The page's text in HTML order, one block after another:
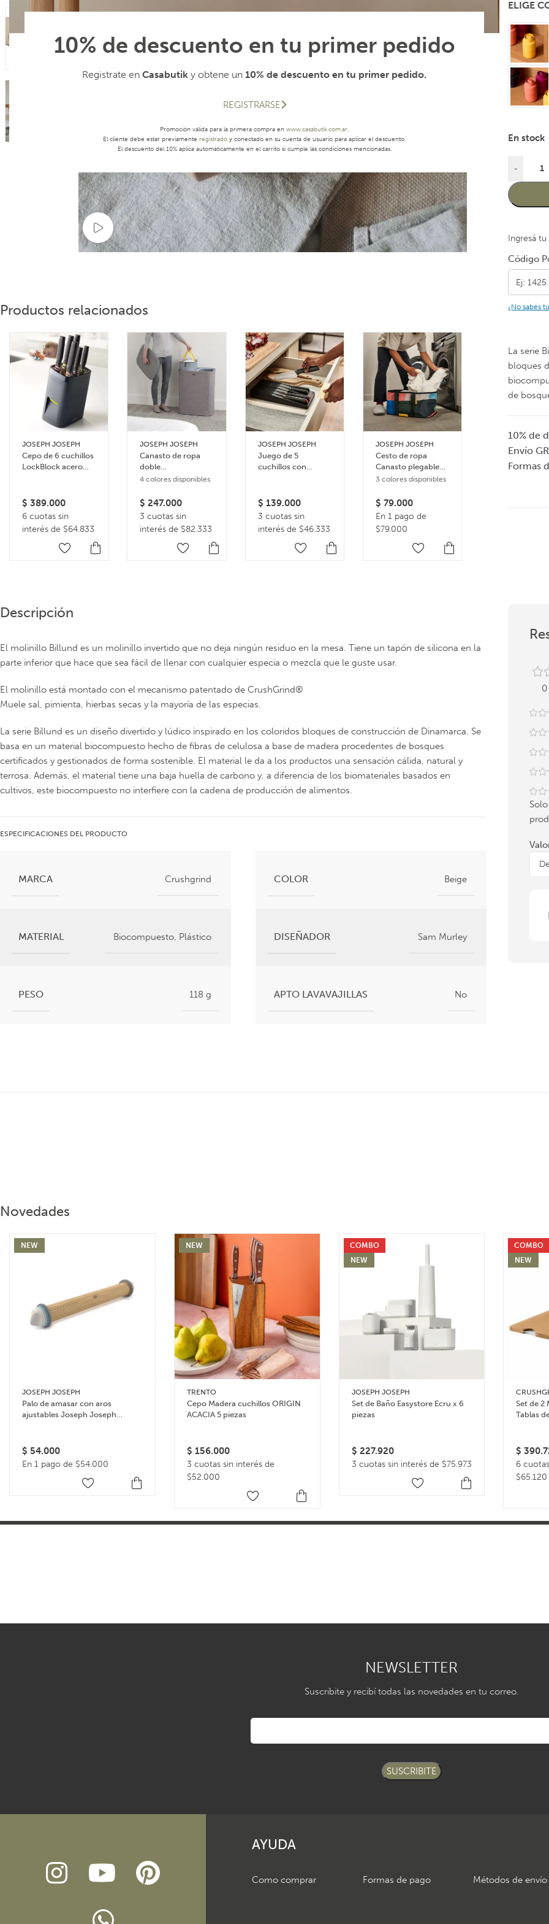
10% de descuento en tu primer pedido
Registrate en Casabutik y obtene un 10% de descuento en tu primer pedido.
REGISTRARSE
Promoción válida para la primera compra en www.casabutik.com.ar.
El cliente debe estar previamente registrado y conectado en su cuenta de usuario para aplicar el descuento.
El descuento del 10% aplica automáticamente en el carrito si cumple las condiciones mencionadas.
Ver video
Productos relacionados
JOSEPH JOSEPH
Cepo de 6 cuchillos
LockBlock acero
$ 389.000
6 cuotas sin
interés de $64.833
JOSEPH JOSEPH
Canasto de ropa
doble
compartimiento 90
4 colores disponibles
$ 247.000
3 cuotas sin
interés de $82.333
JOSEPH JOSEPH
Juego de 5
cuchillos con
para cajón Elevate
$ 139.000
3 cuotas sin
interés de $46.333
JOSEPH JOSEPH
Cesto de ropa
Canasto plegable
35 litros Hold-All –
3 colores disponibles
$ 79.000
En 1 pago de
$79.000
Posafuente
magnético
ELIGE
En stock
-
Ingresá
Código
¿No sabés
La serie
bloques
de
10% de
Envío
Formas
Descripción
El molinillo Billund es un molinillo invertido que no deja ningún residuo en la mesa. Tiene un tapón de silicona en la
parte inferior que hace que sea fácil de llenar con cualquier especia o mezcla que le guste usar.
El molinillo está montado con el mecanismo patentado de CrushGrind®
Muele sal, pimienta, hierbas secas y la mayoría de las especias.
La serie Billund es un diseño divertido y lúdico inspirado en los coloridos bloques de construcción de Dinamarca. Se
basa en un material biocompuesto hecho de fibras de celulosa a base de madera procedentes de bosques
certificados y gestionados de forma sostenible. El material le da a los productos una sensación cálida, natural y
terrosa. Además, el material tiene una baja huella de carbono y, a diferencia de los biomateriales basados en
cultivos, este biocompuesto no interfiere con la cadena de producción de alimentos.
ESPECIFICACIONES DEL PRODUCTO
MARCA Crushgrind COLOR Beige
MATERIAL Biocompuesto, Plástico DISEÑADOR Sam Murley
PESO 118 g APTO LAVAVAJILLAS No
0
Novedades
NEW
JOSEPH JOSEPH
Palo de amasar con aros
ajustables Joseph Joseph
$ 54.000
En 1 pago de $54.000
NEW
TRENTO
Cepo Madera cuchillos ORIGIN
ACACIA 5 piezas
$ 156.000
3 cuotas sin interés de
$52.000
COMBO
NEW
JOSEPH JOSEPH
Set de Baño Easystore Ecru x 6
piezas
$ 227.920
3 cuotas sin interés de $75.973
COMBO
NEW
Set de 2
Tablas
$
6
$65.120
NEWSLETTER
Suscribite y recibí todas las novedades en tu correo.
SUSCRIBITE
AYUDA
Como comprar Formas de pago Métodos de envío